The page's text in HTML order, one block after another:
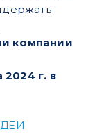
компании
2024 г. в